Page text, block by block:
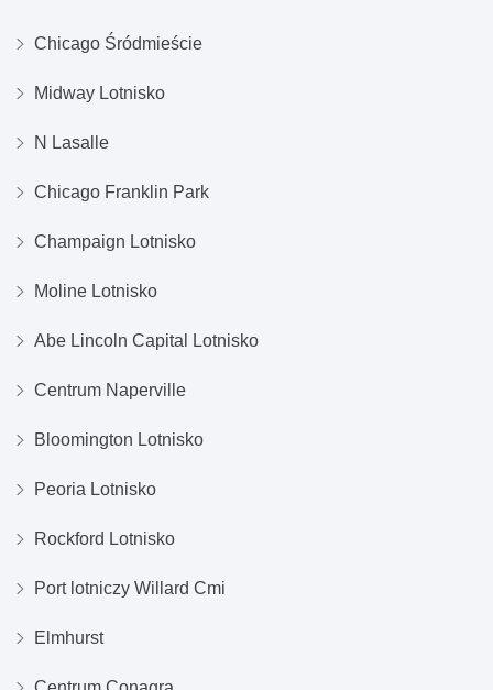
Chicago Śródmieście
Midway Lotnisko
N Lasalle
Chicago Franklin Park
Champaign Lotnisko
Moline Lotnisko
Abe Lincoln Capital Lotnisko
Centrum Naperville
Bloomington Lotnisko
Peoria Lotnisko
Rockford Lotnisko
Port lotniczy Willard Cmi
Elmhurst